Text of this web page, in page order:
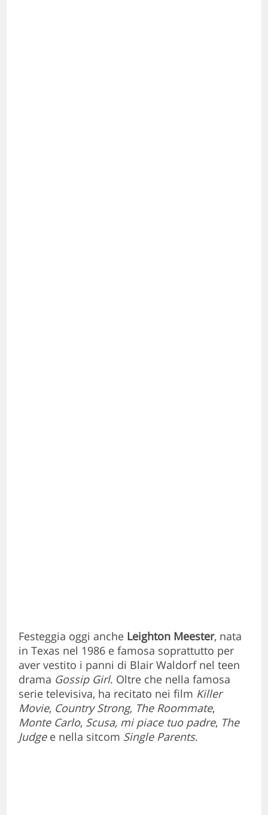
Festeggia oggi anche Leighton Meester, nata
in Texas nel 1986 e famosa soprattutto per
aver vestito i panni di Blair Waldorf nel teen
drama Gossip Girl. Oltre che nella famosa
serie televisiva, ha recitato nei film Killer
Movie, Country Strong, The Roommate,
Monte Carlo, Scusa, mi piace tuo padre, The
Judgee nella sitcom Single Parents.